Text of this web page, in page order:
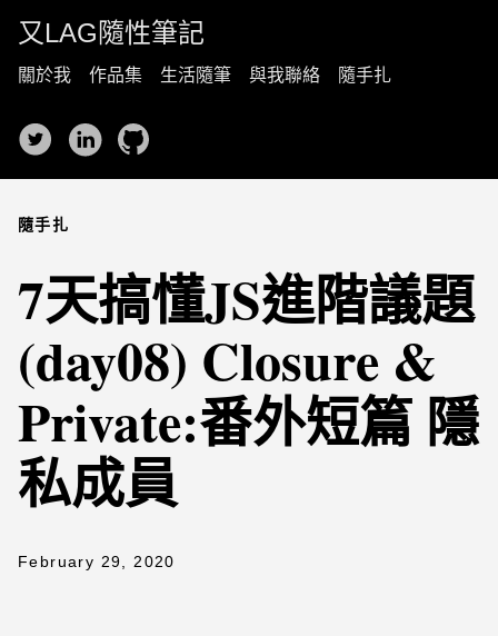
又LAG隨性筆記
關於我 作品集 生活隨筆 與我聯絡 隨手扎
隨手扎
7天搞懂JS進階議題
(day08) Closure &
Private:番外短篇 隱
私成員
February 29, 2020